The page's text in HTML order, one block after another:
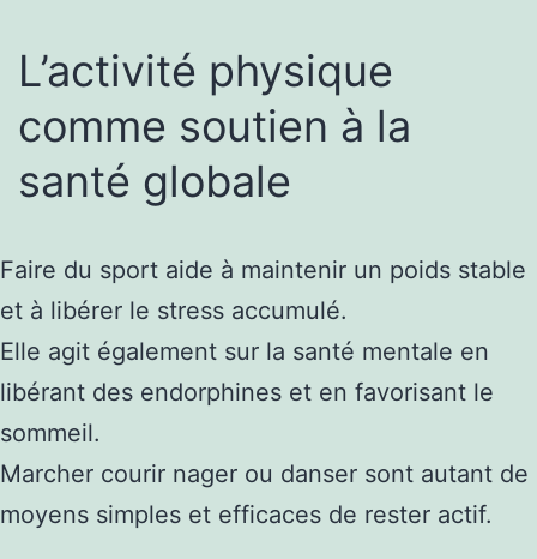
L’activité physique
comme soutien à la
santé globale
Faire du sport aide à maintenir un poids stable
et à libérer le stress accumulé.
Elle agit également sur la santé mentale en
libérant des endorphines et en favorisant le
sommeil.
Marcher courir nager ou danser sont autant de
moyens simples et efficaces de rester actif.